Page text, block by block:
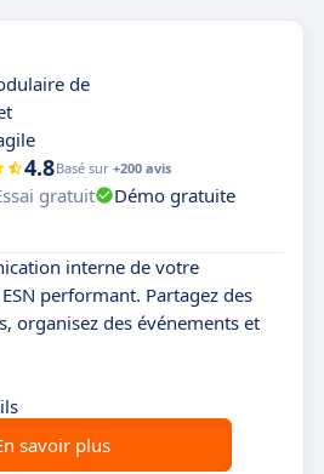
de
4.8Basé sur +200 avis
gratuit
Démo gratuite
interne de votre
performant. Partagez des
organisez des événements et
savoir plus